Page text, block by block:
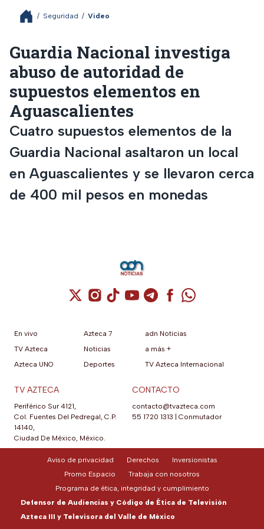
/ Seguridad / Video
Guardia Nacional investiga
abuso de autoridad de
supuestos elementos en
Aguascalientes
Cuatro supuestos elementos de la
Guardia Nacional asaltaron un local
en Aguascalientes y se llevaron cerca
de 400 mil pesos en monedas
Cuenta de X / Twitter (se abre en una
Cuenta de Instagram (se abre en una
Cuenta de TikTok (se abre en
Cuenta de YouTube (se abre
Cuenta de Telegram (se
Cuenta de
Cuenta de
En vivo
TV Azteca
Azteca UNO
Azteca 7
Noticias
Deportes
adn Noticias
a más +
TV Azteca Internacional
TV AZTECA
Periférico Sur 4121,
Col. Fuentes Del Pedregal, C.P.
14140,
Ciudad De México, México.
CONTACTO
contacto@tvazteca.com
55 1720 1313 | Conmutador
Aviso de privacidad Derechos
Inversionistas
Promo Espacio
Trabaja con nosotros
Programa de ética, integridad y cumplimiento
Defensor de Audiencias y Código de Ética de Televisión
Azteca III y Televisora del Valle de México